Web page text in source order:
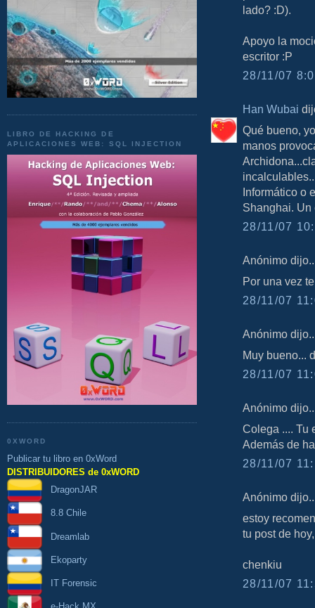
LIBRO DE HACKING DE
APLICACIONES WEB: SQL INJECTION
0XWORD
Publicar tu libro en 0xWord
DISTRIBUIDORES de 0xWORD
DragonJAR
8.8 Chile
Dreamlab
Ekoparty
IT Forensic
lado? :D).
Apoyo la
escritor :P
28/11/07
Han Wubai
Qué bueno,
manos
Informático o
Shanghai.
28/11/07
Anónimo
Por una vez
28/11/07
Anónimo
Muy bueno...
28/11/07
Anónimo
Colega .... Tu
Además de
28/11/07
Anónimo
estoy
tu post de
chenkiu
28/11/07